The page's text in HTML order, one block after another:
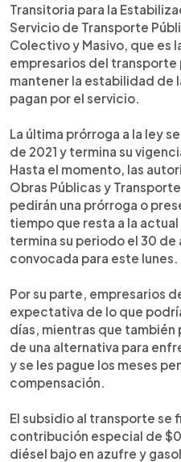
Transitoria para la
Servicio de Transporte
Colectivo y Masivo, que es
empresarios del
mantener la estabilidad de
pagan por el servicio.
La última prórroga a la ley
de 2021 y termina su
Hasta el momento, las
Obras Públicas y
pedirán una prórroga o
tiempo que resta a la
termina su periodo el 30 de
convocada para este lunes.
Por su parte, empresarios
expectativa de lo que
días, mientras que también
de una alternativa para
y se les pague los meses
compensación.
El subsidio al transporte se
contribución especial de
diésel bajo en azufre y